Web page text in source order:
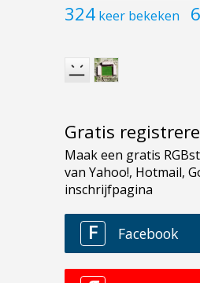
324 keer bekeken
Gratis